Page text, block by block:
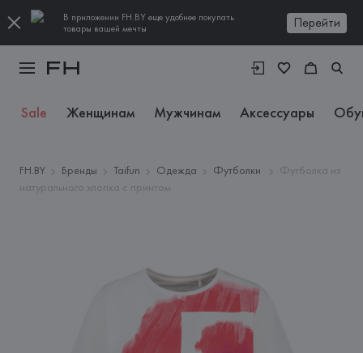
В приложении FH.BY еще удобнее покупать
товары вашей мечты
Перейти
Sale Женщинам Мужчинам Аксессуары
FH.BY Бренды Taifun Одежда Футболки
Футболка из
натурального хлопка с принтом